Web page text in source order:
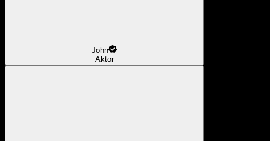
John
Aktor